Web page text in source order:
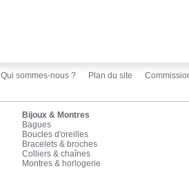
Qui sommes-nous ? Plan du site
Bijoux & Montres
Bagues
Boucles d'oreilles
Bracelets & broches
Colliers & chaînes
Montres & horlogerie